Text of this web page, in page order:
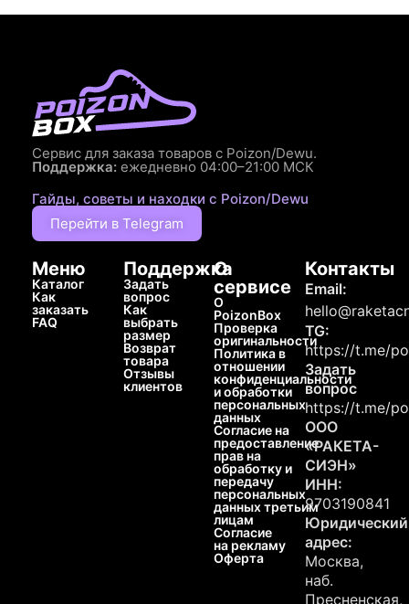
Сервис для заказа товаров с Poizon/Dewu.
Поддержка: ежедневно 04:00–21:00 МСК
Гайды, советы и находки с Poizon/Dewu
Перейти в Telegram
Меню
Каталог
Как
заказать
FAQ
Поддержка
Задать
вопрос
Как
выбрать
размер
Возврат
товара
Отзывы
клиентов
О
сервисе
О
PoizonBox
Проверка
оригинальности
Политика в
отношении
конфиденциальности
и обработки
персональных
данных
Согласие на
предоставление
прав на
обработку и
передачу
персональных
данных третьим
лицам
Согласие
на рекламу
Оферта
Контакты
Email:
TG:
https://t.me/
Задать
вопрос
https://t.me/
ООО
«РАКЕТА-
СИЭН»
ИНН:
9703190841
Юридический
адрес:
Москва,
наб.
Пресненская,